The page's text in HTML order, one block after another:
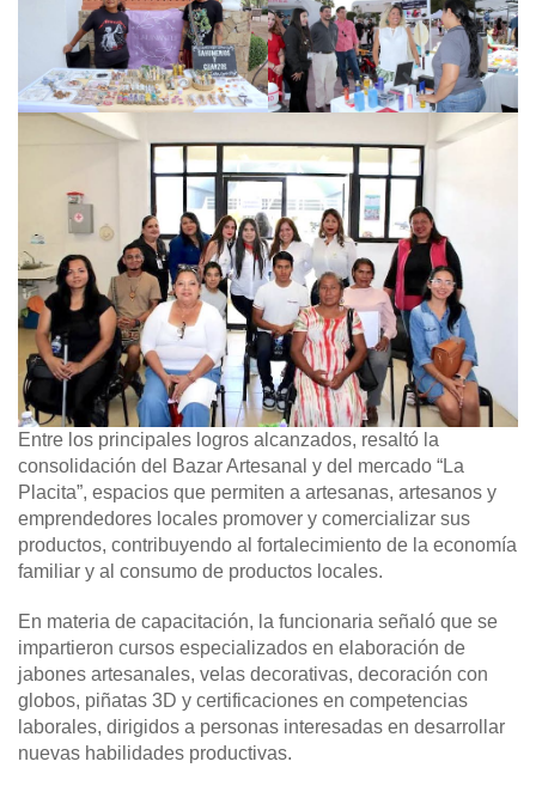
Entre los principales logros alcanzados, resaltó la
consolidación del Bazar Artesanal y del mercado “La
Placita”, espacios que permiten a artesanas, artesanos y
emprendedores locales promover y comercializar sus
productos, contribuyendo al fortalecimiento de la economía
familiar y al consumo de productos locales.
En materia de capacitación, la funcionaria señaló que se
impartieron cursos especializados en elaboración de
jabones artesanales, velas decorativas, decoración con
globos, piñatas 3D y certificaciones en competencias
laborales, dirigidos a personas interesadas en desarrollar
nuevas habilidades productivas.